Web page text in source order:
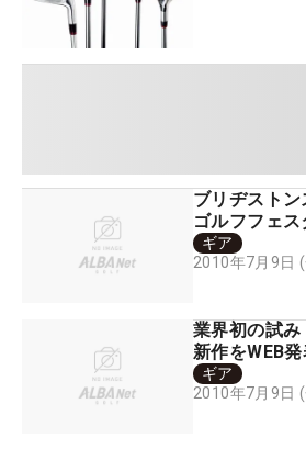
ブリヂスト
ゴルフフェス
ギア
2010年7月9日
業界初の試
新作をWEB
ギア
2010年7月9日